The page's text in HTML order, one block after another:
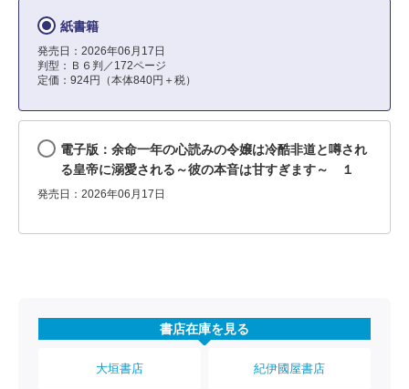
紙書籍
発売日：2026年06月17日
判型：Ｂ６判／172ページ
定価：924円（本体840円＋税）
電子版：余命一年の心読みの令嬢は冷酷非道と噂され
る皇帝に溺愛される～彼の本音は甘すぎます～ １
発売日：2026年06月17日
書店在庫を見る
大垣書店 紀伊國屋書店